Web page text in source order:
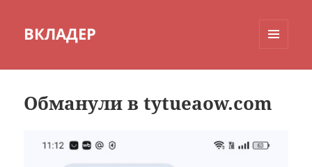
ВКЛАДЕР
Обманули в tytueaow.com